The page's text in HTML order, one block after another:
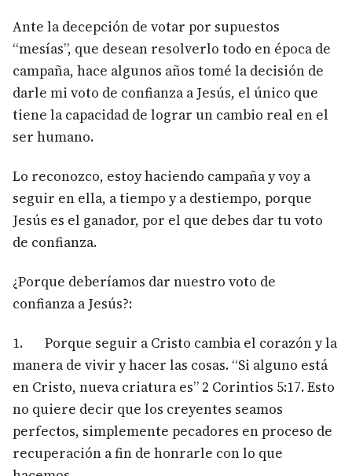
Ante la decepción de votar por supuestos
“mesías”, que desean resolverlo todo en época de
campaña, hace algunos años tomé la decisión de
darle mi voto de confianza a Jesús, el único que
tiene la capacidad de lograr un cambio real en el
ser humano.
Lo reconozco, estoy haciendo campaña y voy a
seguir en ella, a tiempo y a destiempo, porque
Jesús es el ganador, por el que debes dar tu voto
de confianza.
¿Porque deberíamos dar nuestro voto de
confianza a Jesús?:
1. Porque seguir a Cristo cambia el corazón y la
manera de vivir y hacer las cosas. “Si alguno está
en Cristo, nueva criatura es” 2 Corintios 5:17. Esto
no quiere decir que los creyentes seamos
perfectos, simplemente pecadores en proceso de
recuperación a fin de honrarle con lo que